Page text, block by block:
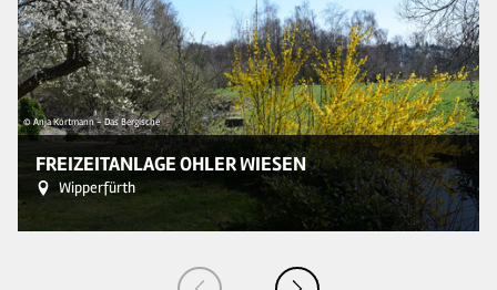
© Anja Kortmann - Das Bergische
FREIZEITANLAGE OHLER WIESEN
Wipperfürth